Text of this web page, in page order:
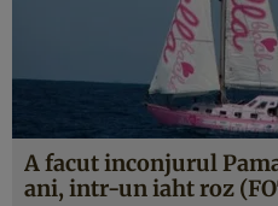
A facut inconjurul
ani, intr-un iaht roz